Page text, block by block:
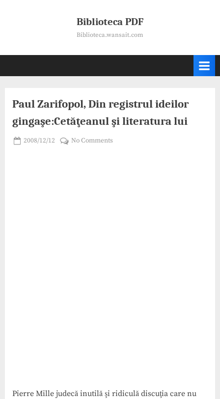
Biblioteca PDF
Biblioteca.wansait.com
Paul Zarifopol, Din registrul ideilor
gingaşe:Cetăţeanul şi literatura lui
Posted
2008/12/12
No Commentson
Pierre Mille judecă inutilă şi ridiculă discuţia care nu